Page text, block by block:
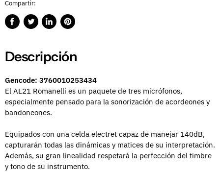
Compartir:
CompartirPublicarCompartirGuardar
Descripción
Gencode: 3760010253434
El AL21 Romanelli es un paquete de tres micrófonos,
especialmente pensado para la sonorización de acordeones y
bandoneones.
Equipados con una celda electret capaz de manejar 140dB,
capturarán todas las dinámicas y matices de su interpretación.
Además, su gran linealidad respetará la perfección del timbre
y tono de su instrumento.